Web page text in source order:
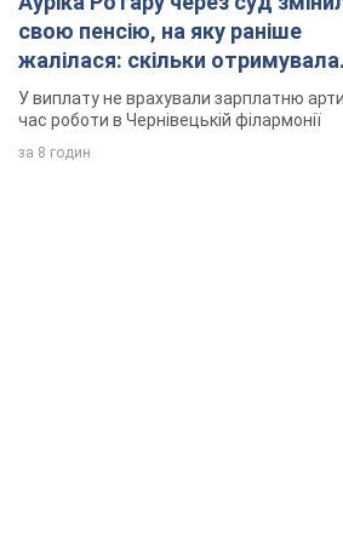
свою пенсію, на яку раніше
жалілася: скільки отримувала
співачка
У виплату не врахували зарплатню
час роботи в Чернівецькій філармонії
за 8 годин